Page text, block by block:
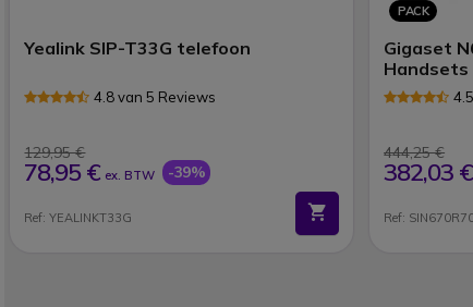
Yealink SIP-T33G telefoon
4.8 van 5 Reviews
129,95 €
78,95 € ex. BTW -39%
Ref: YEALINKT33G
PACK
Gigaset
Handsets
444,25 €
382,03 €
Ref: